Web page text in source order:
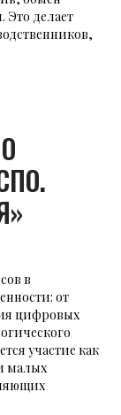
делает
в
от
цифровых
участие как
малых